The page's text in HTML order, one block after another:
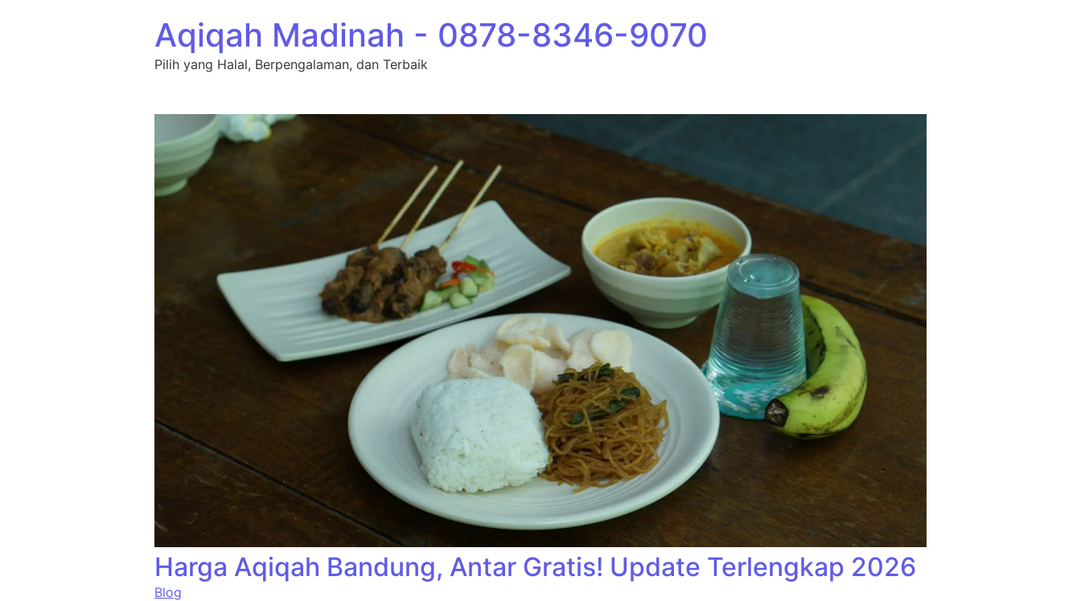
Aqiqah Madinah - 0878-8346-9070
Pilih yang Halal, Berpengalaman, dan Terbaik
Harga Aqiqah Bandung, Antar Gratis! Update Terlengkap 2026
Blog